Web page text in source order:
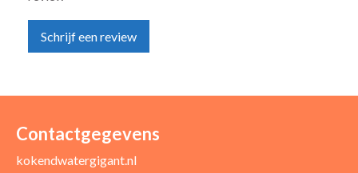
Schrijf een review
Uw naam *
Contactgegevens
kokendwatergigant.nl